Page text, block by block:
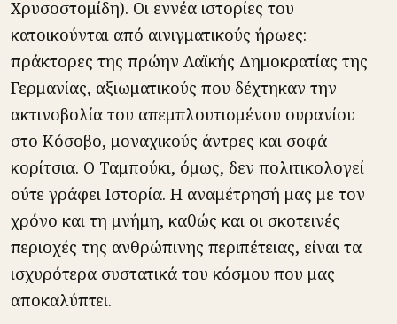
Χρυσοστομίδη). Οι εννέα ιστορίες του
κατοικούνται από αινιγματικούς ήρωες:
πράκτορες της πρώην Λαϊκής Δημοκρατίας της
Γερμανίας, αξιωματικούς που δέχτηκαν την
ακτινοβολία του απεμπλουτισμένου ουρανίου
στο Κόσοβο, μοναχικούς άντρες και σοφά
κορίτσια. Ο Ταμπούκι, όμως, δεν πολιτικολογεί
ούτε γράφει Ιστορία. Η αναμέτρησή μας με τον
χρόνο και τη μνήμη, καθώς και οι σκοτεινές
περιοχές της ανθρώπινης περιπέτειας, είναι τα
ισχυρότερα συστατικά του κόσμου που μας
αποκαλύπτει.